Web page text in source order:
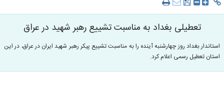
تعطیلی بغداد به مناسبت تشییع رهبر شهید در عراق
استاندار بغداد روز چهارشنبه آینده را به مناسبت تشییع پیکر رهبر شهید ایران در عراق، در این
استان تعطیل رسمی اعلام کرد.